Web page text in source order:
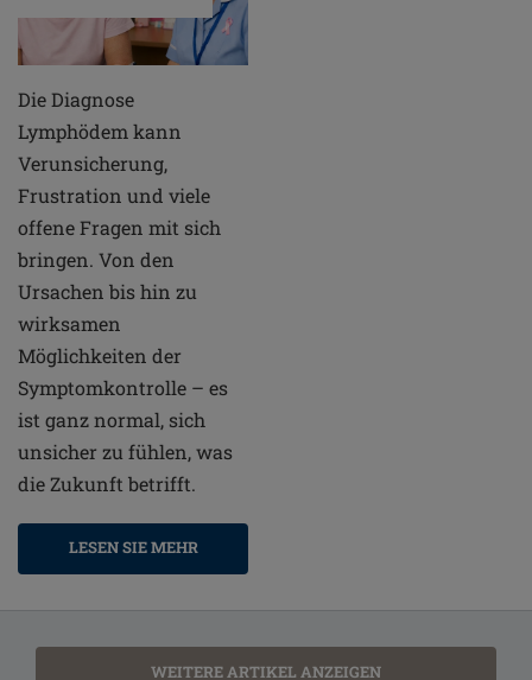
Die Diagnose
Lymphödem kann
Verunsicherung,
Frustration und viele
offene Fragen mit sich
bringen. Von den
Ursachen bis hin zu
wirksamen
Möglichkeiten der
Symptomkontrolle – es
ist ganz normal, sich
unsicher zu fühlen, was
die Zukunft betrifft.
LESEN SIE MEHR
WEITERE ARTIKEL ANZEIGEN